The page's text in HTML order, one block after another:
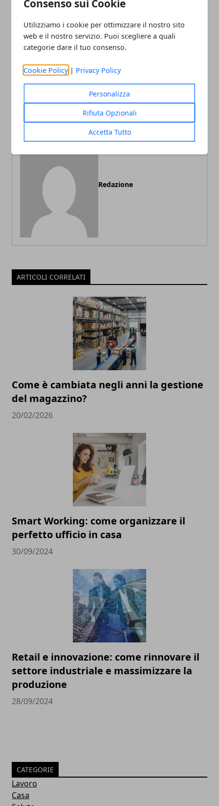
Consenso sui Cookie
Utilizziamo i cookie per ottimizzare il nostro sito
web e il nostro servizio. Puoi scegliere a quali
categorie dare il tuo consenso.
Cookie Policy | Privacy Policy
Personalizza
Rifiuta Opzionali
Accetta Tutto
FacebookTwitterWhatsapp
Articolo Precedente
quotarsi in borsa
Articolo Successivo
Materiali per l'imballaggio:
quali sono i più utilizzati
Redazione
ARTICOLI CORRELATI
Come è cambiata negli anni la gestione
del magazzino?
20/02/2026
Smart Working: come organizzare il
perfetto ufficio in casa
30/09/2024
Retail e innovazione: come rinnovare il
settore industriale e massimizzare la
produzione
28/09/2024
CATEGORIE
Lavoro
Casa